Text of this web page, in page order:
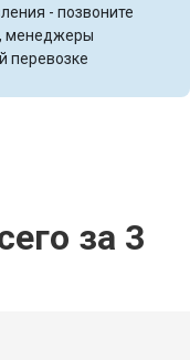
- позвоните
, менеджеры
перевозке
за 3